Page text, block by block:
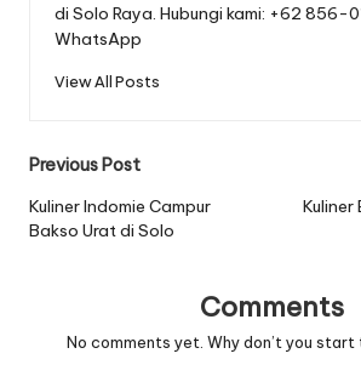
di Solo Raya. Hubungi kami: +62 856-
WhatsApp
View All Posts
Post
navigation
Previous Post
Kuliner Indomie Campur
Bakso Urat di Solo
Kuliner
Comments
No comments yet. Why don’t you start